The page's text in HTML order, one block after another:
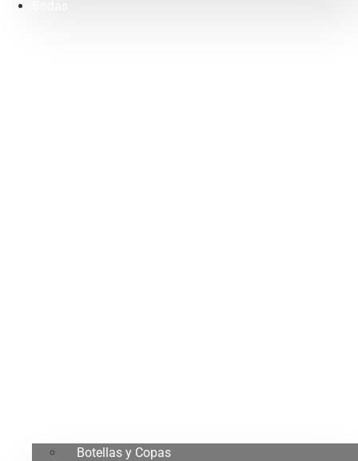
Botellas y Copas